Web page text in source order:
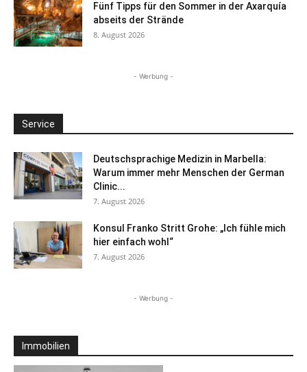
Fünf Tipps für den Sommer in der Axarquía
abseits der Strände
8. August 2026
- Werbung -
Service
Deutschsprachige Medizin in Marbella:
Warum immer mehr Menschen der German
Clinic...
7. August 2026
Konsul Franko Stritt Grohe: „Ich fühle mich
hier einfach wohl“
7. August 2026
- Werbung -
Immobilien